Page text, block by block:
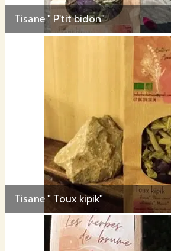
Tisane " P'tit bidon"
Tisane " Toux kipik"